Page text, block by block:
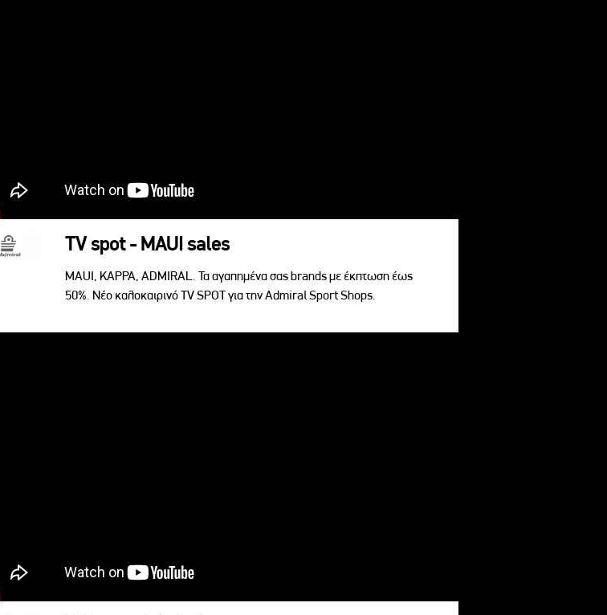
TV spot - MAUI sales
MAUI, KAPPA, ADMIRAL. Τα αγαπημένα σας brands με έκπτωση έως
50%. Νέο καλοκαιρινό TV SPOT για την Admiral Sport Shops.